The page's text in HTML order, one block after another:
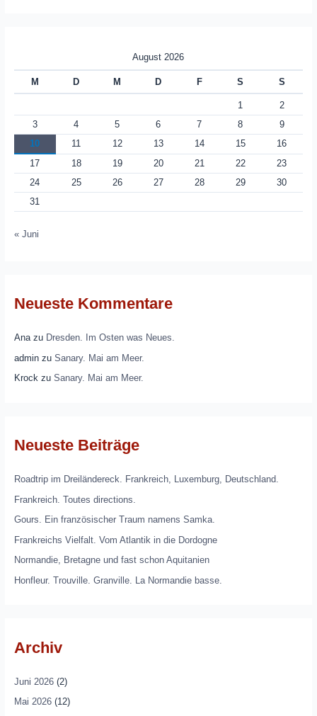
August 2026
M D M D F S S
1
2
3
4 5 6 7 8
9
10
11 12 13 14 15
16
17
18 19 20 21 22
23
24
25 26 27 28 29
30
31
« Juni
Neueste Kommentare
Anazu Dresden. Im Osten was Neues.
adminzu Sanary. Mai am Meer.
Krockzu Sanary. Mai am Meer.
Neueste Beiträge
Roadtrip im Dreiländereck. Frankreich, Luxemburg, Deutschland.
Frankreich. Toutes directions.
Gours. Ein französischer Traum namens Samka.
Frankreichs Vielfalt. Vom Atlantik in die Dordogne
Normandie, Bretagne und fast schon Aquitanien
Honfleur. Trouville. Granville. La Normandie basse.
Archiv
Juni 2026(2)
Mai 2026(12)